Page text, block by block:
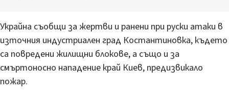
Украйна съобщи за жертви и ранени при руски атаки в
източния индустриален град Костантиновка, където
са повредени жилищни блокове, а също и за
смъртоносно нападение край Киев, предизвикало
пожар.